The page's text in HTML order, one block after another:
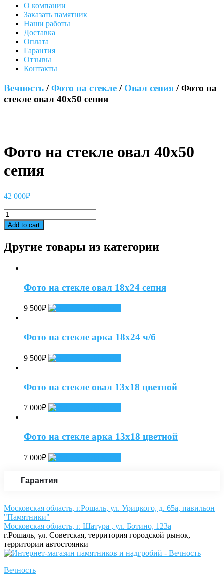
О компании
Заказать памятник
Наши работы
Доставка
Оплата
Гарантия
Отзывы
Контакты
Вечность /Фото на стекле / Овал сепия / Фото на
стекле овал 40х50 сепия
Фото на стекле овал 40х50
сепия
42 000₽
Фото
на
стекле
40х50
quantity
Add to cart
Другие товары из категории
Фото на стекле овал 18х24 сепия
9 500₽
Фото на стекле арка 18х24 ч/б
9 500₽
Фото на стекле овал 13х18 цветной
7 000₽
Фото на стекле арка 13х18 цветной
7 000₽
Гарантия
Московская область, г.Рошаль, ул. Урицкого, д. 65а, павильон
"Памятники"
Московская область, г. Шатура , ул. Ботино, 123а
г.Рошаль, ул. Советская, территория городской рынок,
территории автостоянки
Вечность